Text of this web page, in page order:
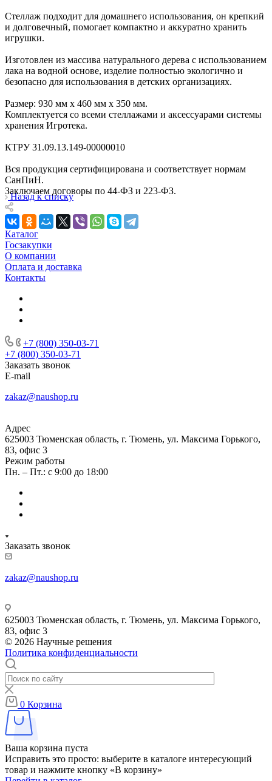
Стеллаж подходит для домашнего использования, он крепкий
и долговечный, помогает компактно и аккуратно хранить
игрушки.
Изготовлен из массива натурального дерева с использованием
лака на водной основе, изделие полностью экологично и
безопасно для использования в детских организациях.
Размер: 930 мм х 460 мм х 350 мм.
Комплектуется со всеми стеллажами и аксессуарами системы
хранения Игротека.
КТРУ 31.09.13.149-00000010
Вся продукция сертифицирована и соответствует нормам
СанПиН.
Заключаем договоры по 44-ФЗ и 223-ФЗ.
Назад к списку
Каталог
Госзакупки
О компании
Оплата и доставка
Контакты
+7 (800) 350-03-71
+7 (800) 350-03-71
Заказать звонок
E-mail
zakaz@naushop.ru
Адрес
625003 Тюменская область, г. Тюмень, ул. Максима Горького,
83, офис 3
Режим работы
Пн. – Пт.: с 9:00 до 18:00
Заказать звонок
zakaz@naushop.ru
625003 Тюменская область, г. Тюмень, ул. Максима Горького,
83, офис 3
© 2026 Научные решения
Политика конфиденциальности
0 Корзина
Ваша корзина пуста
Исправить это просто: выберите в каталоге интересующий
товар и нажмите кнопку «В корзину»